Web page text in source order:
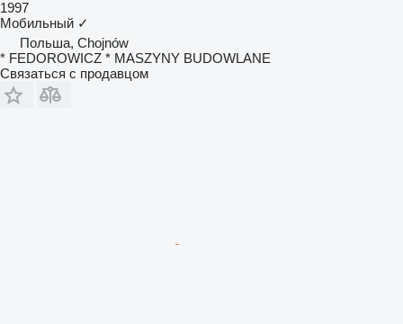
1997
Мобильный ✓
Польша, Chojnów
* FEDOROWICZ * MASZYNY BUDOWLANE
Связаться с продавцом